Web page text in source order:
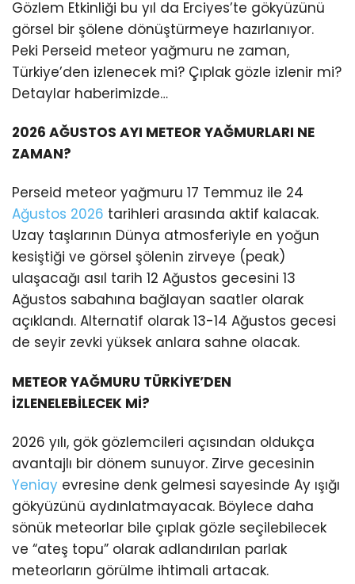
Gözlem Etkinliği bu yıl da Erciyes’te gökyüzünü
görsel bir şölene dönüştürmeye hazırlanıyor.
Peki Perseid meteor yağmuru ne zaman,
Türkiye’den izlenecek mi? Çıplak gözle izlenir mi?
Detaylar haberimizde…
2026 AĞUSTOS AYI METEOR YAĞMURLARI NE
ZAMAN?
Perseid meteor yağmuru 17 Temmuz ile 24
Ağustos 2026 tarihleri arasında aktif kalacak.
Uzay taşlarının Dünya atmosferiyle en yoğun
kesiştiği ve görsel şölenin zirveye (peak)
ulaşacağı asıl tarih 12 Ağustos gecesini 13
Ağustos sabahına bağlayan saatler olarak
açıklandı. Alternatif olarak 13-14 Ağustos gecesi
de seyir zevki yüksek anlara sahne olacak.
METEOR YAĞMURU TÜRKİYE’DEN
İZLENELEBİLECEK Mİ?
2026 yılı, gök gözlemcileri açısından oldukça
avantajlı bir dönem sunuyor. Zirve gecesinin
Yeniay evresine denk gelmesi sayesinde Ay ışığı
gökyüzünü aydınlatmayacak. Böylece daha
sönük meteorlar bile çıplak gözle seçilebilecek
ve “ateş topu” olarak adlandırılan parlak
meteorların görülme ihtimali artacak.